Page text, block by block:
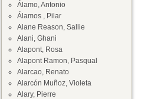
Álamo, Antonio
Álamos , Pilar
Alane Reason, Sallie
Alani, Ghani
Alapont, Rosa
Alapont Ramon, Pasqual
Alarcao, Renato
Alarcón Muñoz, Violeta
Alary, Pierre